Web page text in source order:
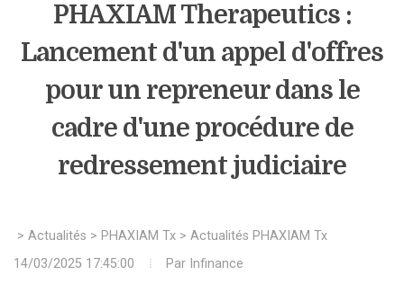
PHAXIAM Therapeutics :
Lancement d'un appel d'offres
pour un repreneur dans le
cadre d'une procédure de
redressement judiciaire
> Actualités > PHAXIAM Tx > Actualités PHAXIAM Tx
14/03/2025 17:45:00
Par Infinance